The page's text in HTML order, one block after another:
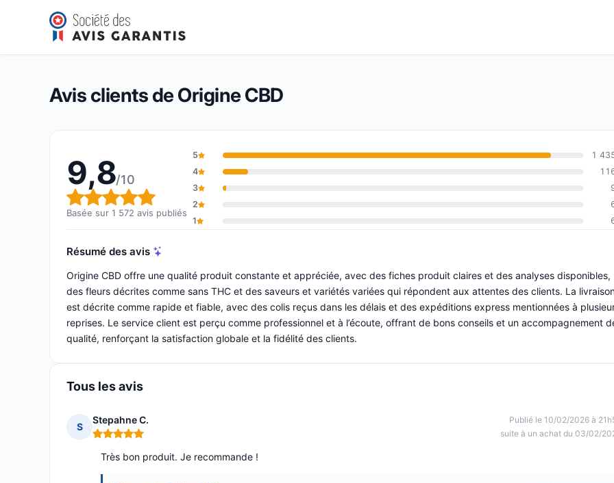
Origine CBD
Note globale : 9,8 sur 10
9,8/10(1 572 avis)
Avis clients de Origine CBD
9,8/10
Note globale : 9,8 sur 10
Basée sur 1 572 avis publiés
5
1
4
3
2
1
Résumé des avis
Origine CBD offre une qualité produit constante et appréciée, avec des fiches produit claires et des analyses disponibles,
des fleurs décrites comme sans THC et des saveurs et variétés variées qui répondent aux attentes des clients. La
est décrite comme rapide et fiable, avec des colis reçus dans les délais et des expéditions express mentionnées à
reprises. Le service client est perçu comme professionnel et à l’écoute, offrant de bons conseils et un accompagnement
qualité, renforçant la satisfaction globale et la fidélité des clients.
Tous les avis
S
Stepahne C.
Note : 5 sur 5
Publié le 10/02/2026 à
suite à un achat du 03/02/
Très bon produit. Je recommande !